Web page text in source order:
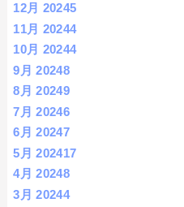
12月 20245
11月 20244
10月 20244
9月 20248
8月 20249
7月 20246
6月 20247
5月 202417
4月 20248
3月 20244